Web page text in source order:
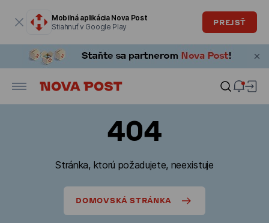
Mobilná aplikácia Nova Post
Stiahnuť v Google Play
PREJSŤ
404
Stránka, ktorú požadujete, neexistuje
DOMOVSKÁ STRÁNKA